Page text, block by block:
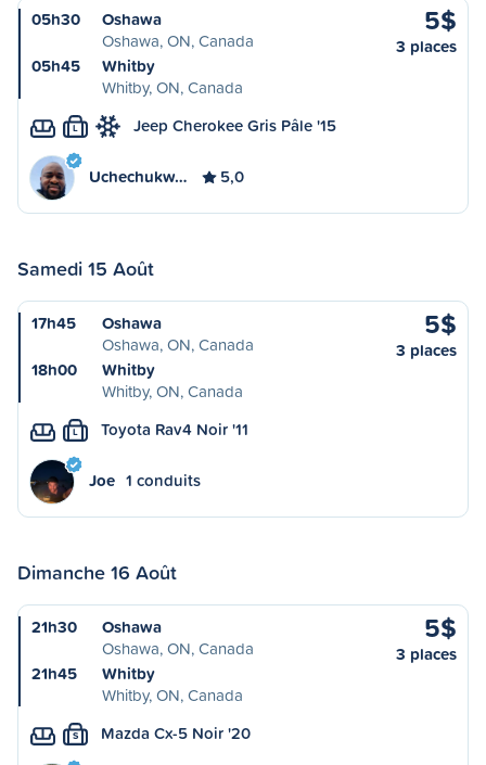
05h30
Oshawa
Oshawa, ON, Canada
05h45
Whitby
Whitby, ON, Canada
5$
3 places
L Jeep Cherokee Gris Pâle '15
Uchechukw… 5,0
Samedi 15 Août
17h45
Oshawa
Oshawa, ON, Canada
18h00
Whitby
Whitby, ON, Canada
5$
3 places
L Toyota Rav4 Noir '11
Joe 1 conduits
Dimanche 16 Août
21h30
Oshawa
Oshawa, ON, Canada
21h45
Whitby
Whitby, ON, Canada
5$
3 places
S Mazda Cx-5 Noir '20